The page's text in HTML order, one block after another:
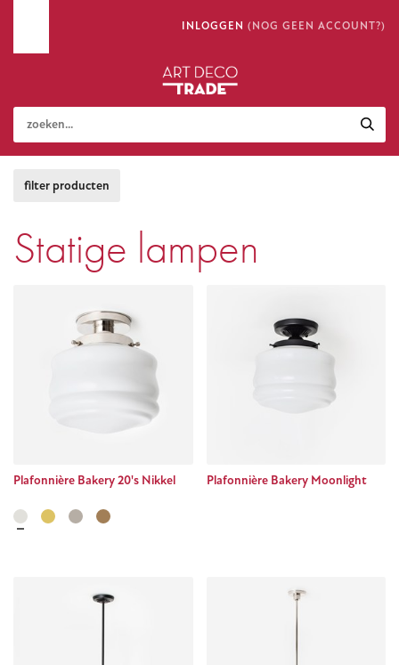
INLOGGEN (NOG GEEN ACCOUNT?)
Statige lampen
Plafonnière Bakery 20's Nikkel Plafonnière Bakery Moonlight